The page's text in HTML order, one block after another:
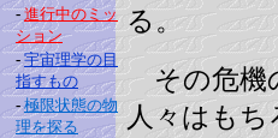
- 進行中のミッ
ション
- 宇宙理学の目
指すもの
- 極限状態の物
理を探る
る。
その危機
人々はもち